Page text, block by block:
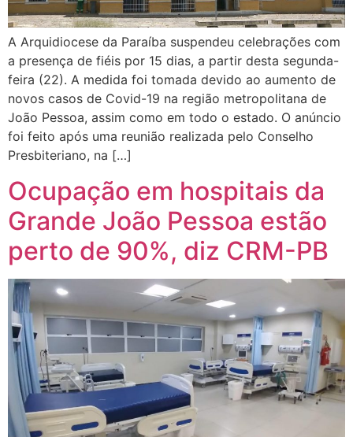
A Arquidiocese da Paraíba suspendeu celebrações com
a presença de fiéis por 15 dias, a partir desta segunda-
feira (22). A medida foi tomada devido ao aumento de
novos casos de Covid-19 na região metropolitana de
João Pessoa, assim como em todo o estado. O anúncio
foi feito após uma reunião realizada pelo Conselho
Presbiteriano, na […]
Ocupação em hospitais da
Grande João Pessoa estão
perto de 90%, diz CRM-PB